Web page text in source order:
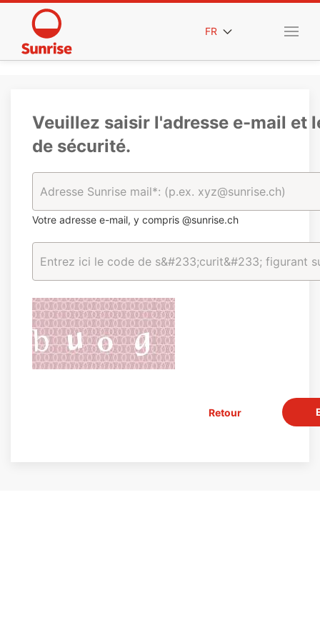
FR
Veuillez saisir l'adresse e-mail et
de sécurité.
Votre adresse e-mail, y compris @sunrise.ch
Retour